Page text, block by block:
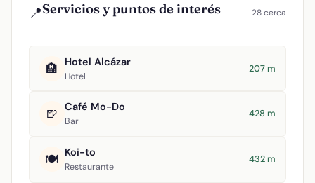
📍Servicios y puntos de interés 28 cerca
🏨 Hotel Alcázar
Hotel
207 m
🍺 Café Mo-Do
Bar
428 m
🍽️ Koi-to
Restaurante
432 m